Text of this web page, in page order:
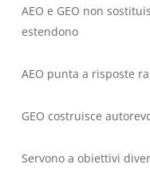
AEO e GEO non
estendono
AEO punta a risposte
GEO costruisce
Servono a obiettivi